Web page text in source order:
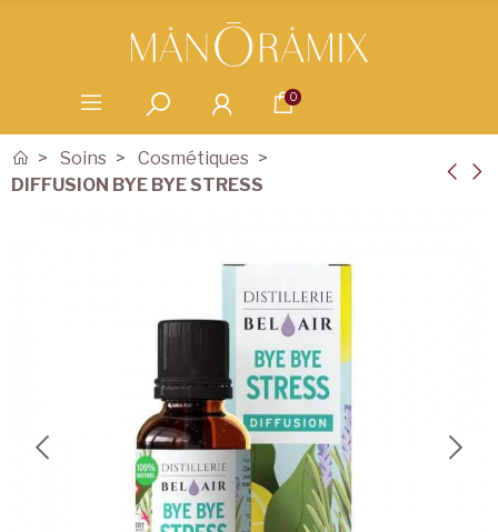
0
Soins
Cosmétiques
DIFFUSION BYE BYE STRESS